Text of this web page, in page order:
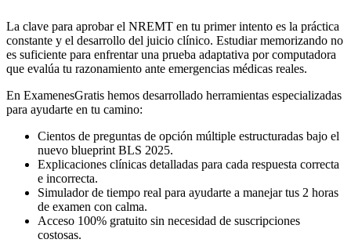
La clave para aprobar el NREMT en tu primer intento es la práctica
constante y el desarrollo del juicio clínico. Estudiar memorizando no
es suficiente para enfrentar una prueba adaptativa por computadora
que evalúa tu razonamiento ante emergencias médicas reales.
En ExamenesGratis hemos desarrollado herramientas especializadas
para ayudarte en tu camino:
Cientos de preguntas de opción múltiple estructuradas bajo el
nuevo blueprint BLS 2025.
Explicaciones clínicas detalladas para cada respuesta correcta
e incorrecta.
Simulador de tiempo real para ayudarte a manejar tus 2 horas
de examen con calma.
Acceso 100% gratuito sin necesidad de suscripciones
costosas.